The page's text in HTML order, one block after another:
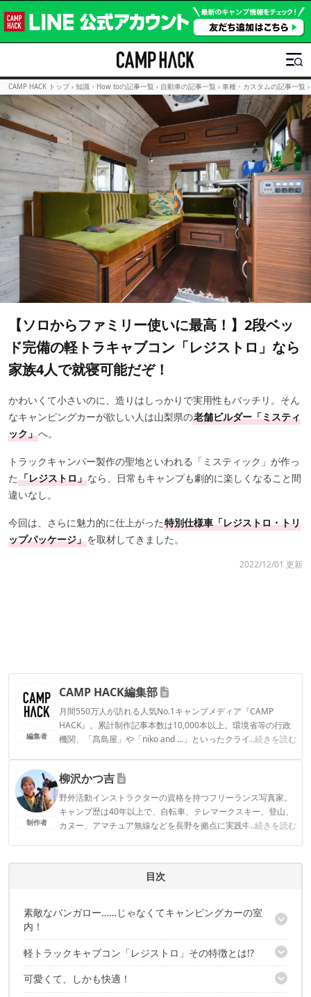
CAMP HACK トップ › 知識・How toの記事一覧 › 自動車の記事一覧 › 車種・カスタムの記事一覧 ›
【ソロからファミリー使いに最高！】2段ベッ
ド完備の軽トラキャブコン「レジストロ」なら
家族4人で就寝可能だぞ！
かわいくて小さいのに、造りはしっかりで実用性もバッチリ。そん
なキャンピングカーが欲しい人は山梨県の老舗ビルダー「ミスティ
ック」へ。
トラックキャンパー製作の聖地といわれる「ミスティック」が作っ
た「レジストロ」なら、日常もキャンプも劇的に楽しくなること間
違いなし。
今回は、さらに魅力的に仕上がった特別仕様車「レジストロ・トリ
ップパッケージ」を取材してきました。
2022/12/01 更新
編集者
CAMP HACK編集部
月間550万人が訪れる人気No.1キャンプメディア『CAMP
HACK』。累計制作記事本数は10,000本以上。環境省等の行政
機関、「髙島屋」や「niko and ...」といったクライアントとの
...続きを読む
CAMP HACK編集部のプロフィール
制作者
柳沢かつ吉
野外活動インストラクターの資格を持つフリーランス写真家。
キャンプ歴は40年以上で、自転車、テレマークスキー、登山、
カヌー、アマチュア無線などを長野を拠点に実践中。...続きを読む
柳沢かつ吉のプロフィール
目次
素敵なバンガロー……じゃなくてキャンピングカーの室
内！
老舗ビルダー「ミスティック」とは
軽トラックキャブコン「レジストロ」その特徴とは!?
ボディ拡大でさらに広く快適に！
可愛くて、しかも快適！